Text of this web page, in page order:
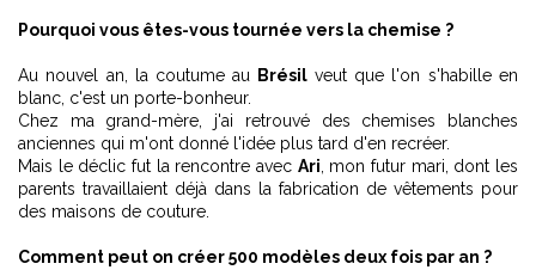
Pourquoi vous êtes-vous tournée vers la chemise ?
Au nouvel an, la coutume au Brésilveut que l'on s'habille en
blanc, c'est un porte-bonheur.
Chez ma grand-mère, j'ai retrouvé des chemises blanches
anciennes qui m'ont donné l'idée plus tard d'en recréer.
Mais le déclic fut la rencontre avec Ari , mon futur mari, dont les
parents travaillaient déjà dans la fabrication de vêtements pour
des maisons de couture.
Comment peut on créer 500 modèles deux fois par an ?